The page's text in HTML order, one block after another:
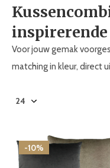
Voor jouw gemak
matching in kleur, direct
-10%